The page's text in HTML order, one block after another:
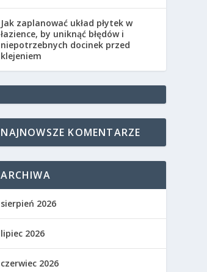
Jak zaplanować układ płytek w
łazience, by uniknąć błędów i
niepotrzebnych docinek przed
klejeniem
NAJNOWSZE KOMENTARZE
ARCHIWA
sierpień 2026
lipiec 2026
czerwiec 2026